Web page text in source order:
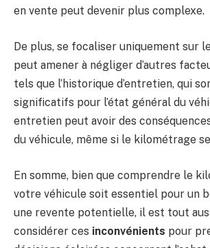
en vente peut devenir plus complexe.
De plus, se focaliser uniquement sur
peut amener à négliger d’autres
tels que l’historique d’entretien, qui
significatifs pour l’état général du
entretien peut avoir des
du véhicule, même si le kilométrage
En somme, bien que comprendre le
votre véhicule soit essentiel pour un
une revente potentielle, il est tout
considérer ces inconvénients pour